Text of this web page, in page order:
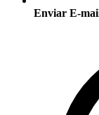
Enviar E-